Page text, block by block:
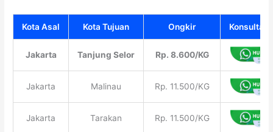
Kota Asal Kota Tujuan Ongkir
Jakarta Tanjung Selor Rp. 8.600/KG
Jakarta Malinau Rp. 11.500/KG
Jakarta Tarakan Rp. 11.500/KG